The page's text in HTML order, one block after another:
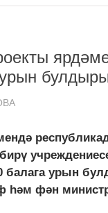
балага урын
һәм фән